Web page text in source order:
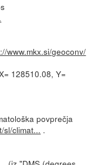
www.mkx.si/geoconv/
128510.08, Y=
povprečja
sl/climat... .